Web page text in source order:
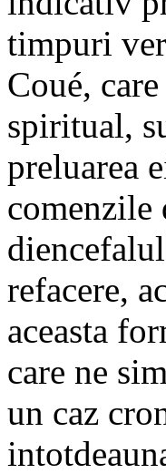
timpuri
Coué,
spiritual,
preluarea
comenzile
refacere,
aceasta
care ne
un caz